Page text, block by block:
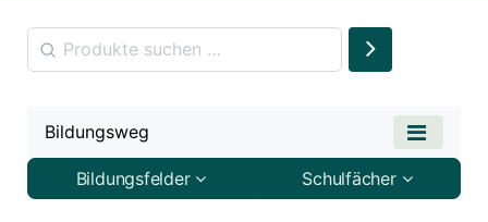
Bildungsweg
Bildungsfelder Schulfächer